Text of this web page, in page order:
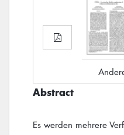
Abstract
Es werden mehrere